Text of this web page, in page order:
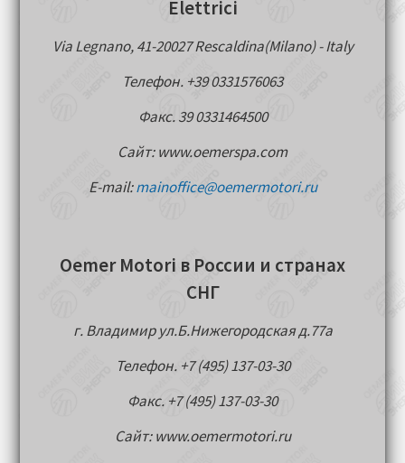
Elettrici
Via Legnano, 41-20027 Rescaldina(Milano) - Italy
Телефон. +39 0331576063
Факс. 39 0331464500
Сайт: www.oemerspa.com
E-mail:mainoffice@oemermotori.ru
Oemer Motori в России и странах
СНГ
г. Владимир ул.Б.Нижегородская д.77a
Телефон. +7 (495) 137-03-30
Факс. +7 (495) 137-03-30
Сайт: www.oemermotori.ru